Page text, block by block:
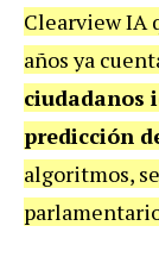
Clearview IA
años ya
ciudadanos
predicción
algoritmos,